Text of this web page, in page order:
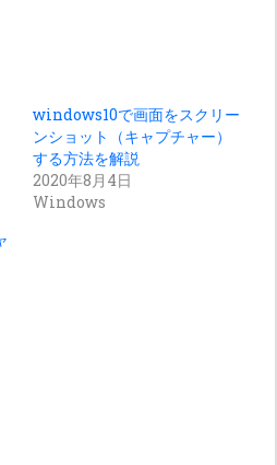
windows10で画面をスクリー
ンショット（キャプチャー）
する方法を解説
2020年8月4日
Windows